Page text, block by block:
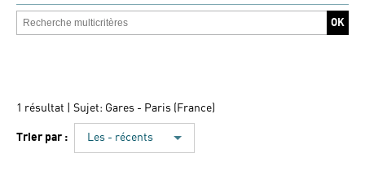
1 résultat | Sujet: Gares - Paris (France)
Trier par : Les - récents